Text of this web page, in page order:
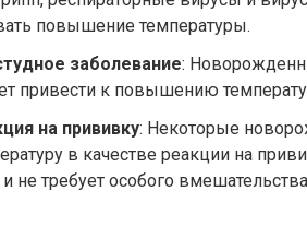
повышение температуры.
заболевание:
привести к повышению
на прививку: Некоторые
в качестве реакции на
не требует особого